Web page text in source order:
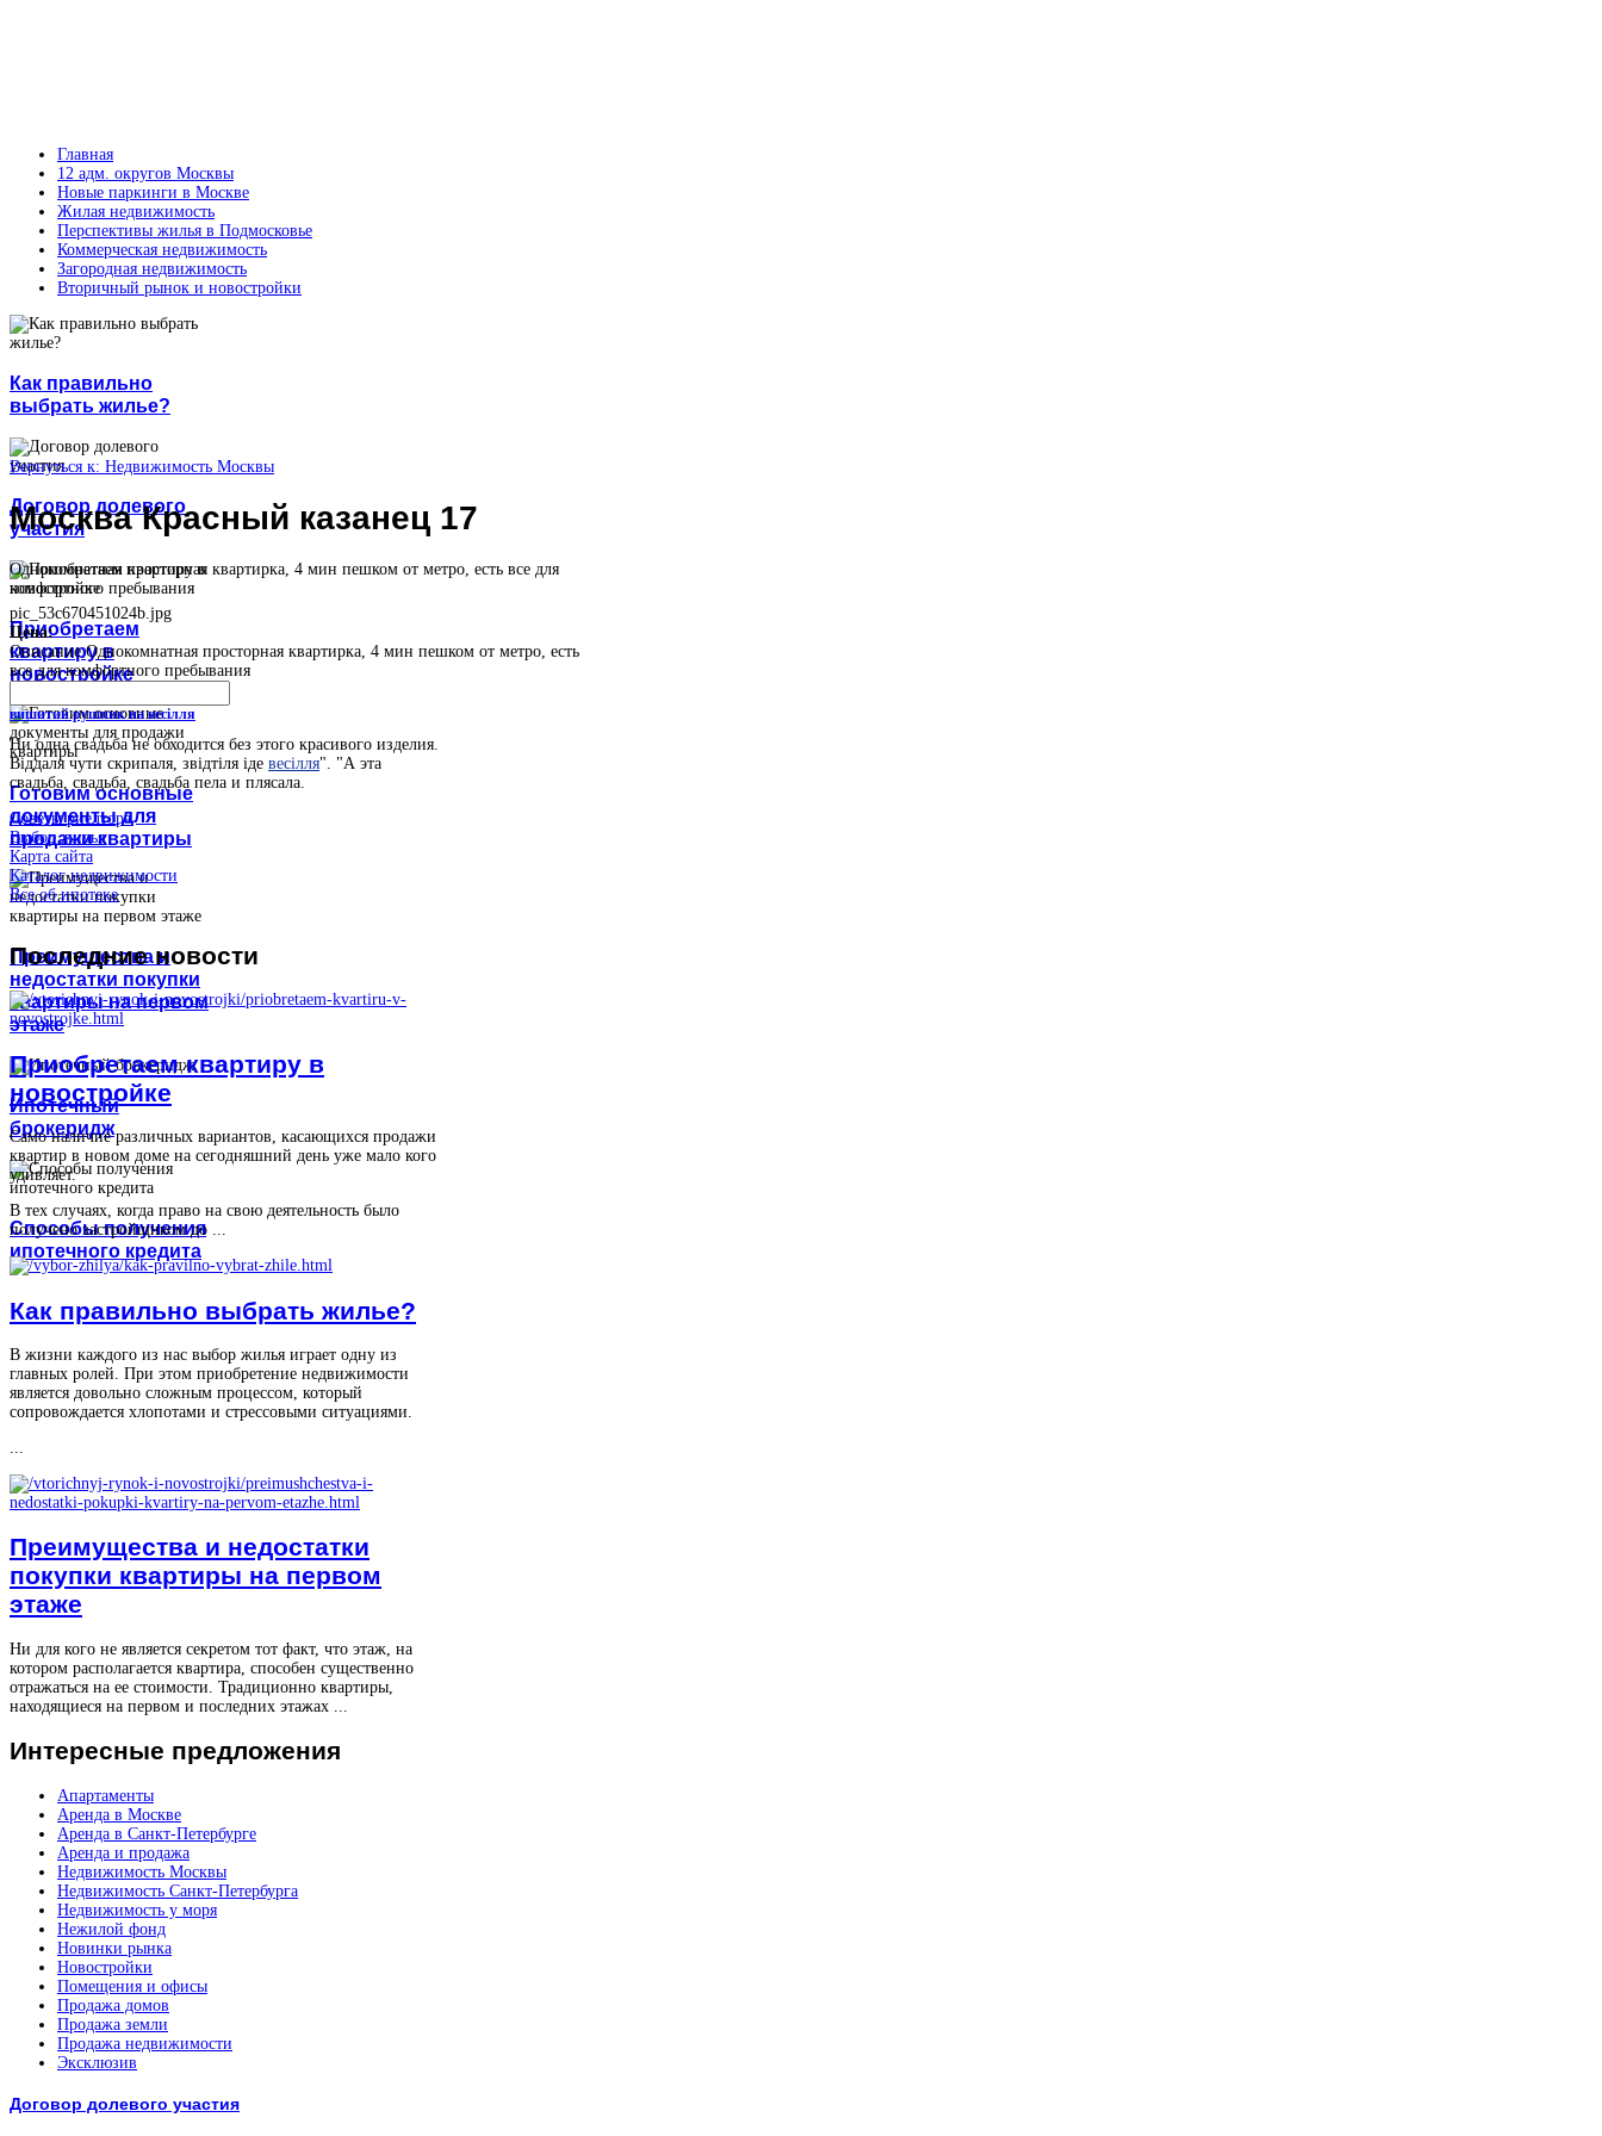
Главная
12 адм. округов Москвы
Новые паркинги в Москве
Жилая недвижимость
Перспективы жилья в Подмосковье
Коммерческая недвижимость
Загородная недвижимость
Вторичный рынок и новостройки
Как правильно
выбрать жилье?
Договор долевого
участия
Приобретаем
квартиру в
новостройке
Готовим основные
документы для
продажи квартиры
Преимущества и
недостатки покупки
квартиры на первом
этаже
Ипотечный
брокеридж
Способы получения
ипотечного кредита
Вернуться к: Недвижимость Москвы
Москва Красный казанец 17
Однокомнатная просторная квартирка, 4 мин пешком от метро, есть все для
комфортного пребывания
pic_53c670451024b.jpg
Цена:
ОписаниеОднокомнатная просторная квартирка, 4 мин пешком от метро, есть
все для комфортного пребывания
вишитий рушник на весілля
Ни одна свадьба не обходится без этого красивого изделия.
Віддаля чути скрипаля, звідтіля іде весілля". "А эта
свадьба, свадьба, свадьба пела и плясала.
Советы риелтора
Выбор жилья
Карта сайта
Каталог недвижимости
Все об ипотеке
Последниеновости
Приобретаем квартиру в
новостройке
Само наличие различных вариантов, касающихся продажи
квартир в новом доме на сегодняшний день уже мало кого
удивляет.
В тех случаях, когда право на свою деятельность было
получено застройщиком до ...
Как правильно выбрать жилье?
В жизни каждого из нас выбор жилья играет одну из
главных ролей. При этом приобретение недвижимости
является довольно сложным процессом, который
сопровождается хлопотами и стрессовыми ситуациями.
...
Преимущества и недостатки
покупки квартиры на первом
этаже
Ни для кого не является секретом тот факт, что этаж, на
котором располагается квартира, способен существенно
отражаться на ее стоимости. Традиционно квартиры,
находящиеся на первом и последних этажах ...
Интересные предложения
Апартаменты
Аренда в Москве
Аренда в Санкт-Петербурге
Аренда и продажа
Недвижимость Москвы
Недвижимость Санкт-Петербурга
Недвижимость у моря
Нежилой фонд
Новинки рынка
Новостройки
Помещения и офисы
Продажа домов
Продажа земли
Продажа недвижимости
Эксклюзив
Договор долевого участия